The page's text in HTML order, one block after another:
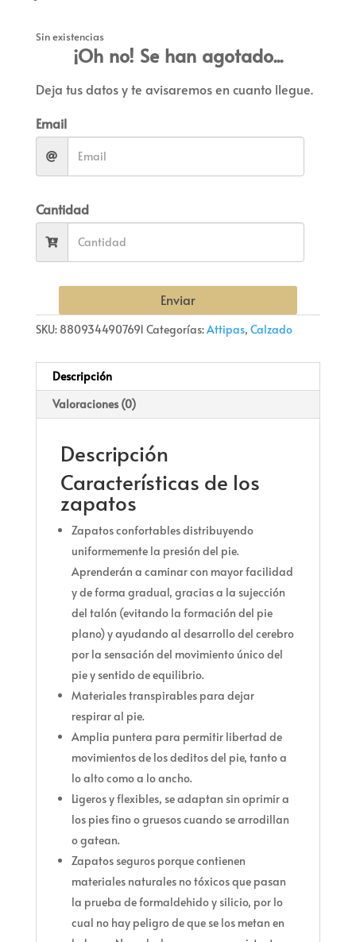
Sin existencias
¡Oh no! Se han agotado...
Deja tus datos y te avisaremos en cuanto llegue.
Email
Cantidad
Enviar
SKU: 8809344907691 Categorías:Attipas, Calzado
Descripción
Valoraciones (0)
Descripción
Características de los
zapatos
Zapatos confortables distribuyendo
uniformemente la presión del pie.
Aprenderán a caminar con mayor facilidad
y de forma gradual, gracias a la sujección
del talón (evitando la formación del pie
plano) y ayudando al desarrollo del cerebro
por la sensación del movimiento único del
pie y sentido de equilibrio.
Materiales transpirables para dejar
respirar al pie.
Amplia puntera para permitir libertad de
movimientos de los deditos del pie, tanto a
lo alto como a lo ancho.
Ligeros y flexibles, se adaptan sin oprimir a
los pies fino o gruesos cuando se arrodillan
o gatean.
Zapatos seguros porque contienen
materiales naturales no tóxicos que pasan
la prueba de formaldehido y silicio, por lo
cual no hay peligro de que se los metan en